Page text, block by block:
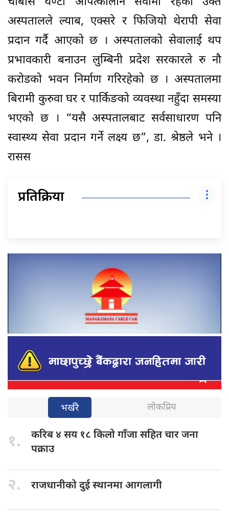
अस्पतालले ल्याब, एक्सरे र फिजियो थेरापी सेवा
प्रदान गर्दै आएको छ । अस्पतालको सेवालाई थप
प्रभावकारी बनाउन लुम्बिनी प्रदेश सरकारले रु नौ
करोडको भवन निर्माण गरिरहेको छ । अस्पतालमा
बिरामी कुरुवा घर र पार्किङको व्यवस्था नहुँदा समस्या
भएको छ । “यसै अस्पतालबाट सर्वसाधारण पनि
स्वास्थ्य सेवा प्रदान गर्ने लक्ष्य छ”, डा. श्रेष्ठले भने ।
रासस
प्रतिक्रिया
भर्खरै लोकप्रिय
१. करिब ४ सय १८ किलो गाँजा सहित चार जना
पक्राउ
२. राजधानीको दुईस्थानमा आगलागी